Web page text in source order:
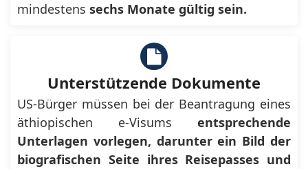
mindestens sechs Monate gültig sein.
Unterstützende Dokumente
US-Bürger müssen bei der Beantragung eines
äthiopischen e-Visums entsprechende
Unterlagen vorlegen, darunter ein Bild der
biografischen Seite ihres Reisepasses und